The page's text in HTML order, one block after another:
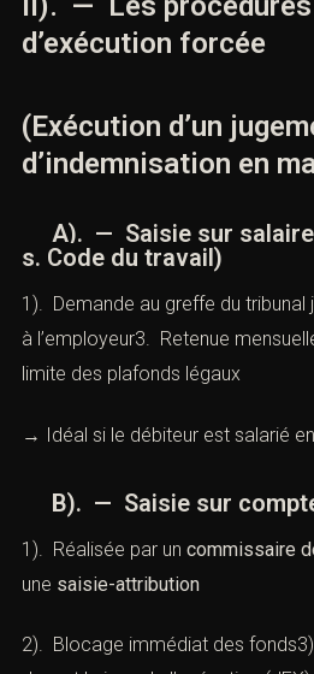
d’exécution forcée
(Exécution d’un
d’indemnisation en
A). — Saisie sur
s. Code du travail)
1). Demande au greffe du
à l’employeur3. Retenue
limite des plafonds légaux
→ Idéal si le débiteur est salarié
B). — Saisie sur
1). Réalisée par un commissaire
une saisie-attribution
2). Blocage immédiat des